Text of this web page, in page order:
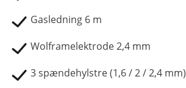
Gasledning 6 m
Wolframelektrode 2,4 mm
3 spændehylstre (1,6 / 2 / 2,4 mm)